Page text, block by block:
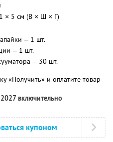
× 5 см (В × Ш × Г)
— 1 шт.
— 1 шт.
— 30 шт.
«Получить» и оплатите товар
включительно
купоном